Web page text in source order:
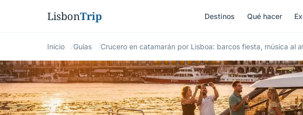
LisbonTrip Destinos Qué hacer
Inicio Guías Crucero en catamarán por Lisboa: barcos fiesta, música al